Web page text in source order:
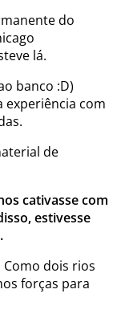
do
lá.
banco :D)
com
de
cativasse com
estivesse
dois rios
forças para